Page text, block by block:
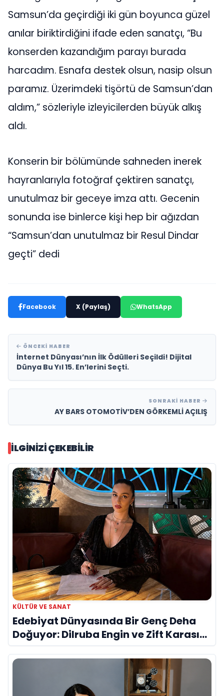
Samsun’da geçirdiği iki gün boyunca güzel
anılar biriktirdiğini ifade eden sanatçı, “Bu
konserden kazandığım parayı burada
harcadım. Esnafa destek olsun, nasip olsun
paramız. Üzerimdeki tişörtü de Samsun’dan
aldım,” sözleriyle izleyicilerden büyük alkış
aldı.
Konserin bir bölümünde sahneden inerek
hayranlarıyla fotoğraf çektiren sanatçı,
unutulmaz bir geceye imza attı. Gecenin
sonunda ise binlerce kişi hep bir ağızdan
“Samsun’dan unutulmaz bir Resul Dindar
geçti” dedi
Facebook X (Paylaş) WhatsApp
ÖNCEKI HABER
İnternet Dünyası’nın İlk Ödülleri Seçildi! Dijital
Dünya Bu Yıl 15. En’lerini Seçti.
SONRAKI HABER
AY BARS OTOMOTİV’DEN GÖRKEMLİ AÇILIŞ
İLGINIZI ÇEKEBILIR
KÜLTÜR VE SANAT
Edebiyat Dünyasında Bir Genç Deha
Doğuyor: Dilruba Engin ve Zift Karası
Evreni ‘AVENOİR’